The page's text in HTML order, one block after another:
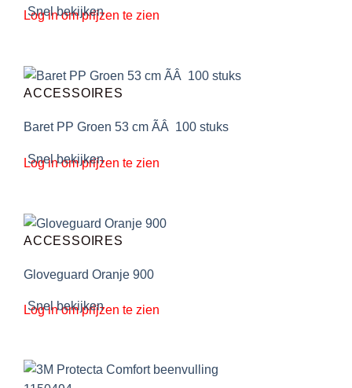
Snel bekijken
Log in om prijzen te zien
Snel bekijken
ACCESSOIRES
Baret PP Groen 53 cm ÃÂ 100 stuks
Log in om prijzen te zien
Snel bekijken
ACCESSOIRES
Gloveguard Oranje 900
Log in om prijzen te zien